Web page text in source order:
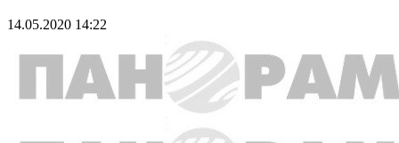
14.05.2020 14:22